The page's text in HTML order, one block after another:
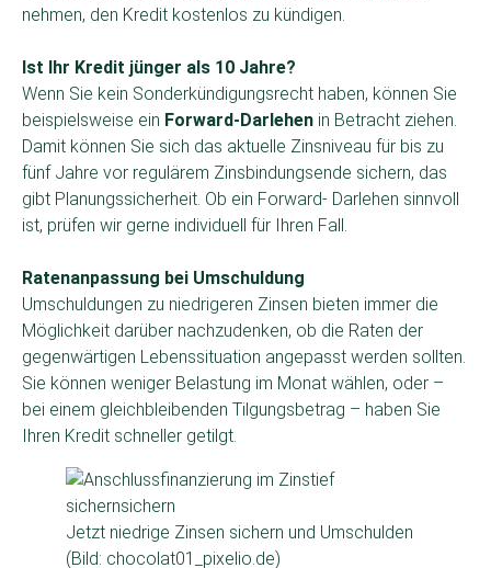
nehmen, den Kredit kostenlos zu kündigen.
Ist Ihr Kredit jünger als 10 Jahre?
Wenn Sie kein Sonderkündigungsrecht haben, können Sie
beispielsweise ein Forward-Darlehen in Betracht ziehen.
Damit können Sie sich das aktuelle Zinsniveau für bis zu
fünf Jahre vor regulärem Zinsbindungsende sichern, das
gibt Planungssicherheit. Ob ein Forward- Darlehen sinnvoll
ist, prüfen wir gerne individuell für Ihren Fall.
Ratenanpassung bei Umschuldung
Umschuldungen zu niedrigeren Zinsen bieten immer die
Möglichkeit darüber nachzudenken, ob die Raten der
gegenwärtigen Lebenssituation angepasst werden sollten.
Sie können weniger Belastung im Monat wählen, oder –
bei einem gleichbleibenden Tilgungsbetrag – haben Sie
Ihren Kredit schneller getilgt.
Jetzt niedrige Zinsen sichern und Umschulden
(Bild: chocolat01_pixelio.de)